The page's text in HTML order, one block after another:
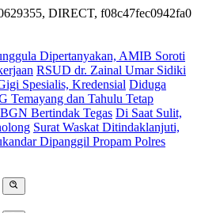
DIRECT, f08c47fec0942fa0
Dipertanyakan, AMIB Soroti
RSUD dr. Zainal Umar Sidiki
Spesialis, Kredensial Diduga
Temayang dan Tahulu Tetap
Bertindak Tegas Di Saat Sulit,
Surat Waskat Ditindaklanjuti,
Dipanggil Propam Polres